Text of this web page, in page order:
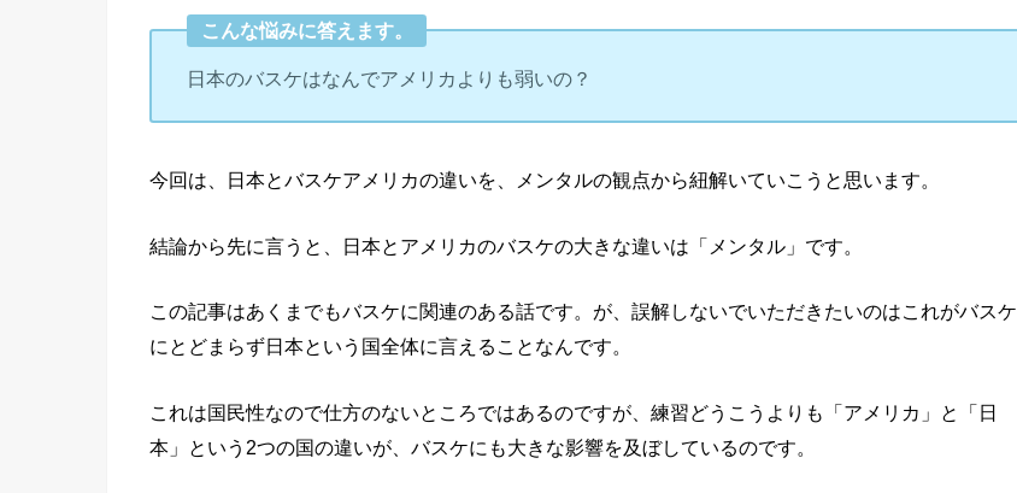
こんな悩みに答えます。
日本のバスケはなんでアメリカよりも弱いの？
今回は、日本とバスケアメリカの違いを、メンタルの観点から紐解いていこうと思います。
結論から先に言うと、日本とアメリカのバスケの大きな違いは「メンタル」です。
この記事はあくまでもバスケに関連のある話です。 が、誤解しないでいただきたいのはこれがバスケ
にとどまらず日本という国全体に言えることなんです。
これは国民性なので仕方のないところではあるのですが、 練習どうこうよりも
「アメリカ」と「日
本」という2つの国の違いが、バスケにも大きな影響を及ぼしているのです。